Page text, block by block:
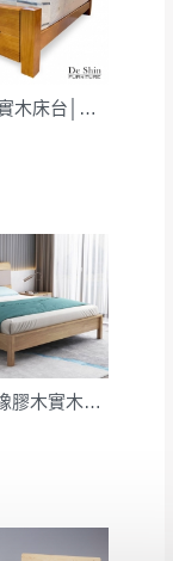
松木5尺全實木床台│床架
6115 淺色橡膠木實木5尺雙人床│床架